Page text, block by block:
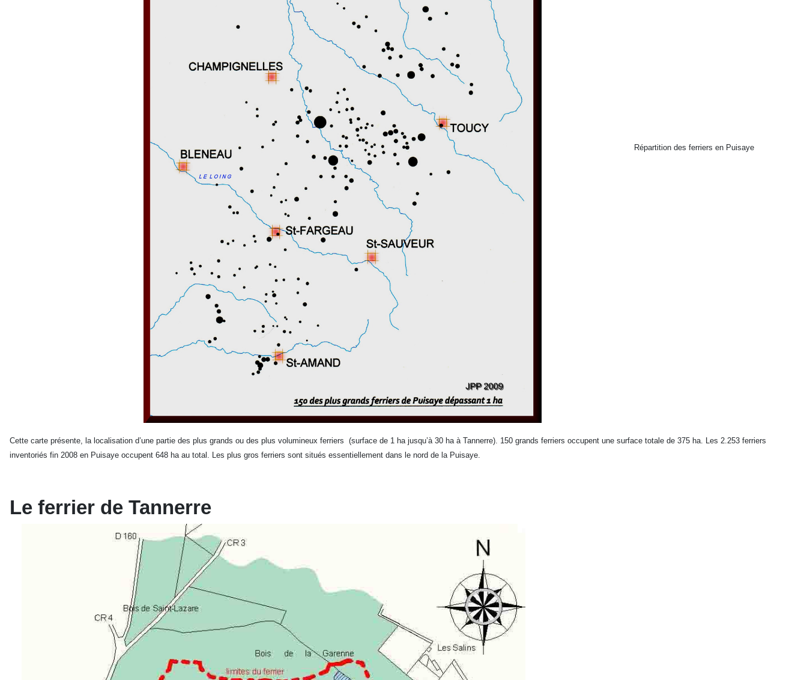
Répartition des ferriers en Puisaye
Cette carte présente, la localisation d’une partie des plus grands ou des plus volumineux ferriers (surface de 1 ha jusqu’à 30 ha à Tannerre). 150 grands ferriers occupent une surface totale de 375 ha. Les 2.253 ferriers
inventoriés fin 2008 en Puisaye occupent 648 ha au total. Les plus gros ferriers sont situés essentiellement dans le nord de la Puisaye.
Le ferrier de Tannerre